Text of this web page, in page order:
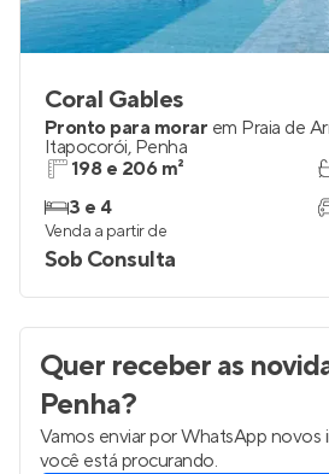
Coral Gables
Pronto para morar em Praia de
Itapocorói, Penha
198 e 206 m²
3 e 4
Venda a partir de
Sob Consulta
Quer receber as
Penha?
Vamos enviar por WhatsApp novos
você está procurando.